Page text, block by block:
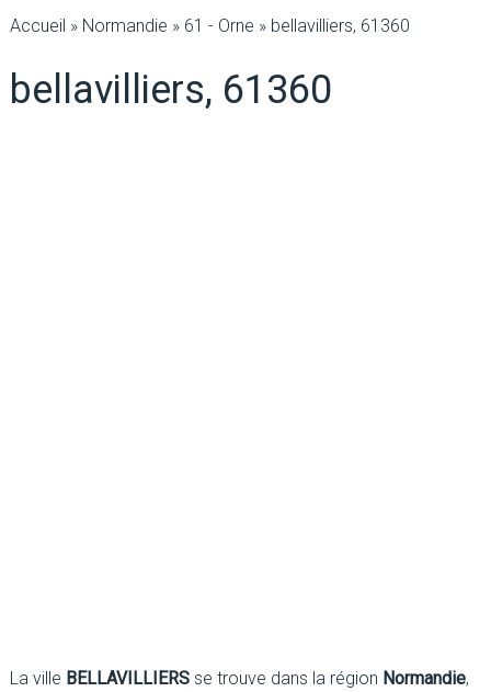
Accueil » Normandie » 61 - Orne » bellavilliers, 61360
bellavilliers, 61360
La ville BELLAVILLIERSse trouve dans la région Normandie,